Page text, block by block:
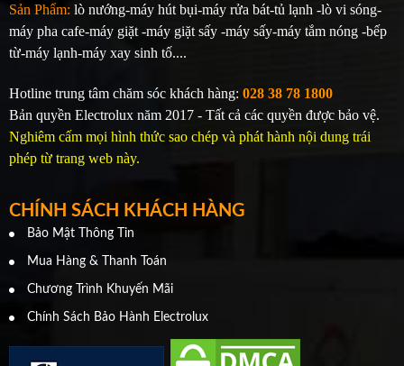
Sản Phẩm: lò nướng-máy hút bụi-máy rửa bát-tủ lạnh -lò vi sóng-
máy pha cafe-máy giặt -máy giặt sấy -máy sấy-máy tắm nóng -bếp
từ-máy lạnh-máy xay sinh tố....
Hotline trung tâm chăm sóc khách hàng: 028 38 78 1800
Bản quyền Electrolux năm 2017 - Tất cả các quyền được bảo vệ.
Nghiêm cấm mọi hình thức sao chép và phát hành nội dung trái
phép từ trang web này.
CHÍNH SÁCH KHÁCH HÀNG
Bảo Mật Thông Tin
Mua Hàng & Thanh Toán
Chương Trình Khuyến Mãi
Chính Sách Bảo Hành Electrolux